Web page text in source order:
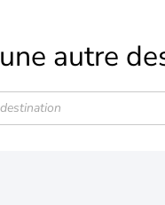
une autre